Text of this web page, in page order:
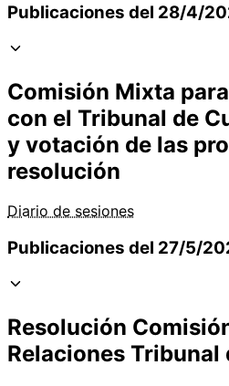
Publicaciones del 28/4/
Comisión Mixta
con el Tribunal de
y votación de las
resolución
Diario de sesiones
Publicaciones del 27/5/
Resolución
Relaciones Tribunal